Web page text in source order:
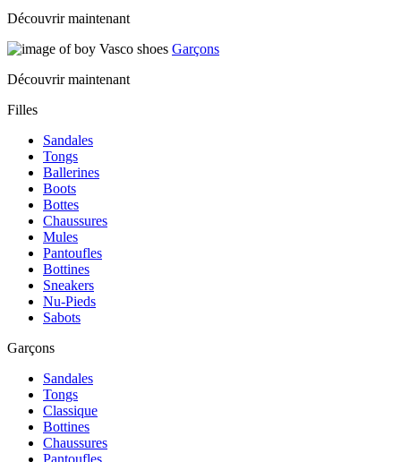
Découvrir maintenant
Garçons
Découvrir maintenant
Filles
Sandales
Tongs
Ballerines
Boots
Bottes
Chaussures
Mules
Pantoufles
Bottines
Sneakers
Nu-Pieds
Sabots
Garçons
Sandales
Tongs
Classique
Bottines
Chaussures
Pantoufles